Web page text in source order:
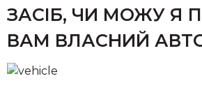
ЗАСІБ, ЧИ МОЖУ Я
ВАМ ВЛАСНИЙ